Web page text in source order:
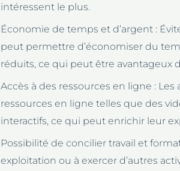
intéressent le plus.
Économie de temps et d’argent :
peut permettre d’économiser du
réduits, ce qui peut être avantageux
Accès à des ressources en ligne :
ressources en ligne telles que des
interactifs, ce qui peut enrichir leur
Possibilité de concilier travail et
exploitation ou à exercer d’autres